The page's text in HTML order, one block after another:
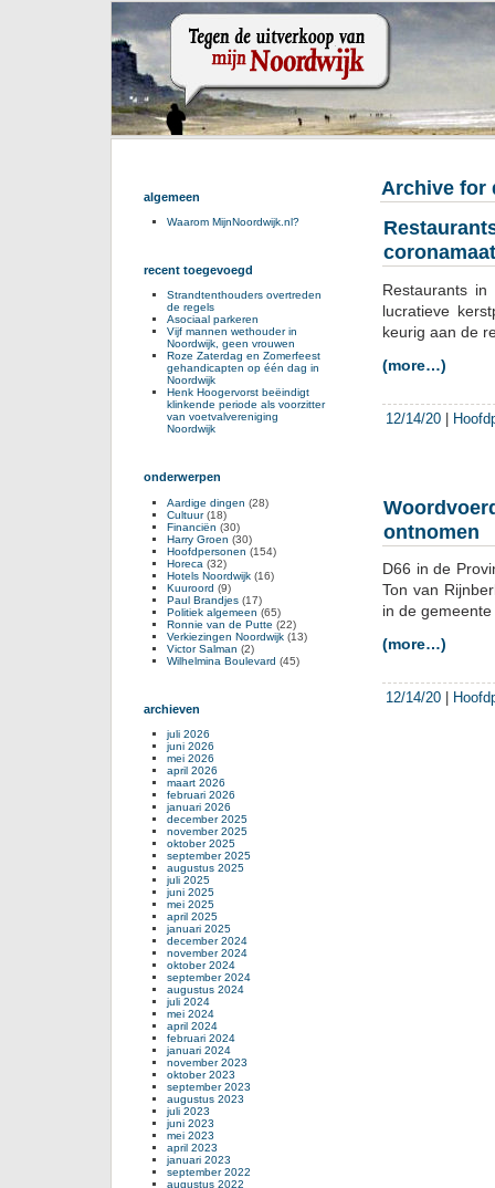
Archive for
Restaurants
lucratieve
keurig aan de
(more…)
12/14/20
ontnomen
D66 in de
Ton van
in de
(more…)
12/14/20
algemeen
Waarom MijnNoordwijk.nl?
recent toegevoegd
Strandtenthouders overtreden
de regels
Asociaal parkeren
Vijf mannen wethouder in
Noordwijk, geen vrouwen
Roze Zaterdag en Zomerfeest
gehandicapten op één dag in
Noordwijk
Henk Hoogervorst beëindigt
klinkende periode als voorzitter
van voetvalvereniging
Noordwijk
onderwerpen
Aardige dingen (28)
Cultuur(18)
Financiën (30)
Harry Groen (30)
Hoofdpersonen (154)
Horeca (32)
Hotels Noordwijk (16)
Kuuroord (9)
Paul Brandjes (17)
Politiek algemeen (65)
Ronnie van de Putte (22)
Verkiezingen Noordwijk (13)
Victor Salman (2)
Wilhelmina Boulevard (45)
archieven
juli 2026
juni 2026
mei 2026
april 2026
maart 2026
februari 2026
januari 2026
december 2025
november 2025
oktober 2025
september 2025
augustus 2025
juli 2025
juni 2025
mei 2025
april 2025
januari 2025
december 2024
november 2024
oktober 2024
september 2024
augustus 2024
juli 2024
mei 2024
april 2024
februari 2024
januari 2024
november 2023
oktober 2023
september 2023
augustus 2023
juli 2023
juni 2023
mei 2023
april 2023
januari 2023
september 2022
augustus 2022